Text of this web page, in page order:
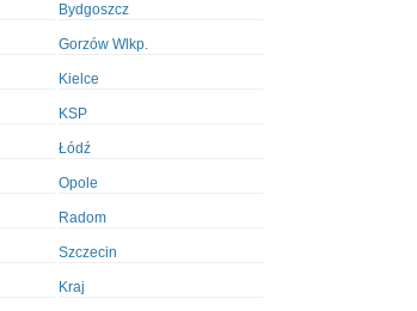
Bydgoszcz
Gorzów Wlkp.
Kielce
KSP
Łódź
Opole
Radom
Szczecin
Kraj